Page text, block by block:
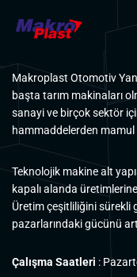
Makroplast Otomotiv
başta tarım makinaları
sanayi ve birçok sektör
hammaddelerden
Teknolojik makine alt
kapalı alanda
Üretim çeşitliliğini sürekli
pazarlarındaki gücünü
Çalışma Saatleri :